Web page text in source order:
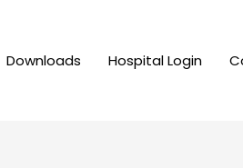
Downloads Hospital Login